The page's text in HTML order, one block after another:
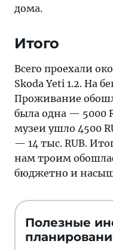
дома.
Итого
Всего проехали
Skoda Yeti 1.2. На
Проживание
была одна — 5000
музеи ушло 4500
— 14 тыс. RUB.
нам троим
бюджетно и
Полезные